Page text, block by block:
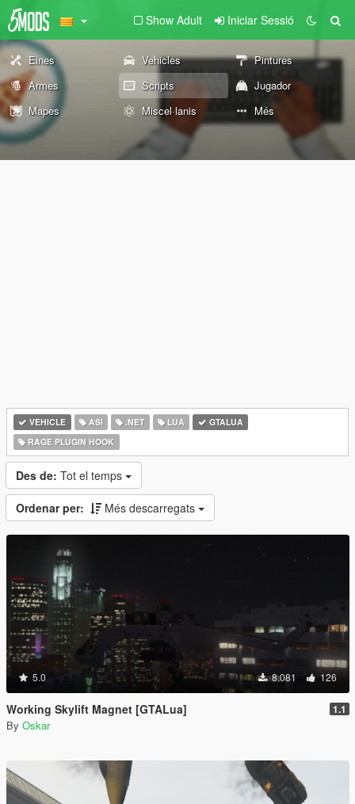
Show Adult Iniciar Sessió
Eines Vehicles
Pintures
Armes
Scripts
Jugador
Mapes
Miscel·lanis Més
VEHICLE ASI .NET LUA
GTALUA
RAGE PLUGIN HOOK
Des de: Tot el temps
Ordenar per: Més descarregats
5.0 8.081 126
Working Skylift Magnet [GTALua] 1.1
By Oskar